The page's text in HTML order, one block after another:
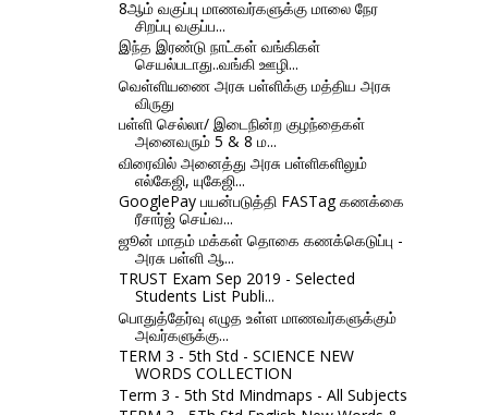
8ஆம் வகுப்பு மாணவர்களுக்கு மாலை நேர
சிறப்பு வகுப்ப...
இந்த இரண்டு நாட்கள் வங்கிகள்
செயல்படாது..வங்கி ஊழி...
வெள்ளியணை அரசு பள்ளிக்கு மத்திய அரசு
விருது
பள்ளி செல்லா/ இடைநின்ற குழந்தைகள்
அனைவரும் 5 & 8 ம...
விரைவில் அனைத்து அரசு பள்ளிகளிலும்
எல்கேஜி, யுகேஜி...
GooglePay பயன்படுத்தி FASTag கணக்கை
ரீசார்ஜ் செய்வ...
ஜூன் மாதம் மக்கள் தொகை கணக்கெடுப்பு -
அரசு பள்ளி ஆ...
TRUST Exam Sep 2019 - Selected
Students List Publi...
பொதுத்தேர்வு எழுத உள்ள மாணவர்களுக்கும்
அவர்களுக்கு...
TERM 3 - 5th Std - SCIENCE NEW
WORDS COLLECTION
Term 3 - 5th Std Mindmaps - All Subjects